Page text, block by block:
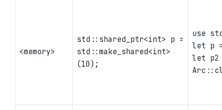
<memory>
std::shared_ptr<int> p =
std::make_shared<int>
(10);
use
let p
let p2